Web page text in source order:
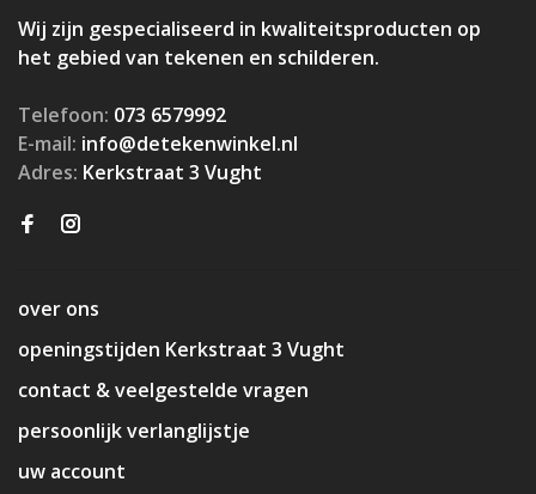
Wij zijn gespecialiseerd in kwaliteitsproducten op
het gebied van tekenen en schilderen.
Telefoon: 073 6579992
E-mail: info@detekenwinkel.nl
Adres: Kerkstraat 3 Vught
over ons
openingstijden Kerkstraat 3 Vught
contact & veelgestelde vragen
persoonlijk verlanglijstje
uw account